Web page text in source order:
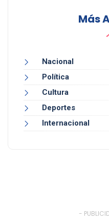
Más
Nacional
Política
Cultura
Deportes
Internacional
-